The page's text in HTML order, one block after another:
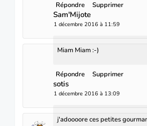
Répondre Supprimer
Sam'Mijote
1 décembre 2016 à 11:59
Miam Miam :-)
Répondre Supprimer
sotis
1 décembre 2016 à 13:09
j'adoooore ces petites